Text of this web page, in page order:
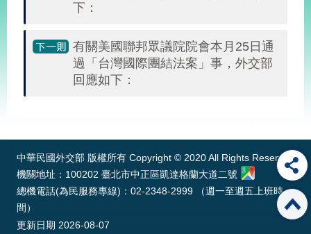
LINEInstagram
站
資
料
開
放
下：
有關美國聯邦眾議院院會本月25日通
過「台灣國際團結法案」事，外交部
回應如下：
中華民國外交部 版權所有 Copyright © 2020 All Rights Reserved
機關地址：100202 臺北市中正區凱達格蘭大道二號
總機電話(為民服務專線)：02-2348-2999 （週一至週五上班時
間）
更新日期 2026-08-07